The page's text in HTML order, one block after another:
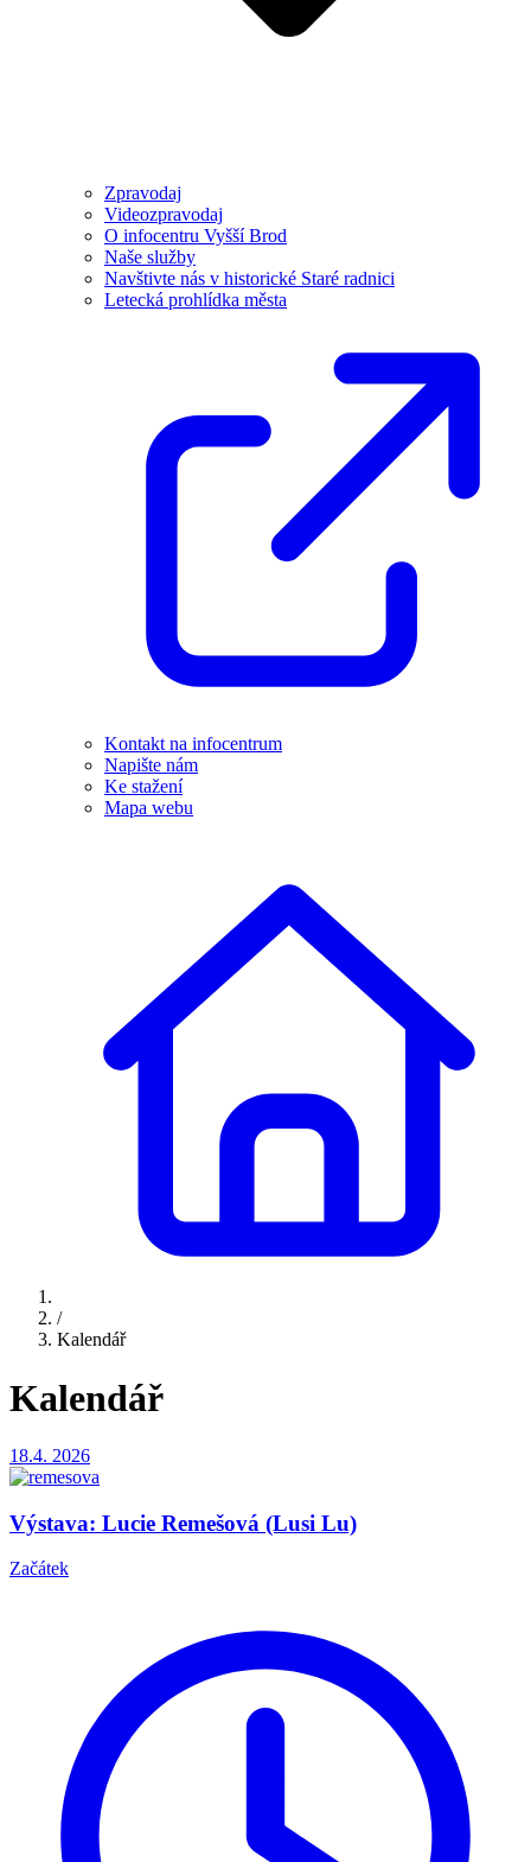
Zpravodaj
Videozpravodaj
O infocentru Vyšší Brod
Naše služby
Navštivte nás v historické Staré radnici
Letecká prohlídka města
Kontakt na infocentrum
Napište nám
Ke stažení
Mapa webu
/
Kalendář
Kalendář
18.4. 2026
Výstava: Lucie Remešová (Lusi Lu)
Začátek